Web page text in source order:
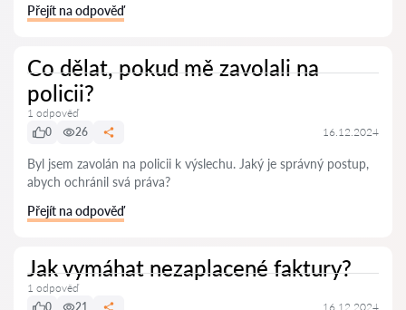
Přejít na odpověď
Co dělat, pokud mě zavolali na
policii?
1 odpověď
0
26 16.12.2024
Byl jsem zavolán na policii k výslechu. Jaký je správný postup,
abych ochránil svá práva?
Přejít na odpověď
Jak vymáhat nezaplacené faktury?
1 odpověď
0
21 16.12.2024